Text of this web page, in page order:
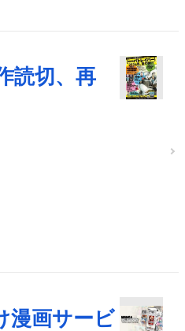
読切、再
漫画サービ